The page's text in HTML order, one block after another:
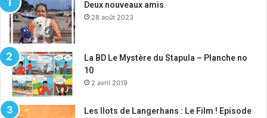
Deux nouveaux amis
28 août 2023
La BD Le Mystère du Stapula – Planche no
10
2 avril 2019
Les Ilots de Langerhans : Le Film ! Episode